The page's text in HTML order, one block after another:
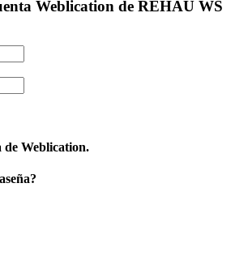
Weblication de REHAU WS
de Weblication.